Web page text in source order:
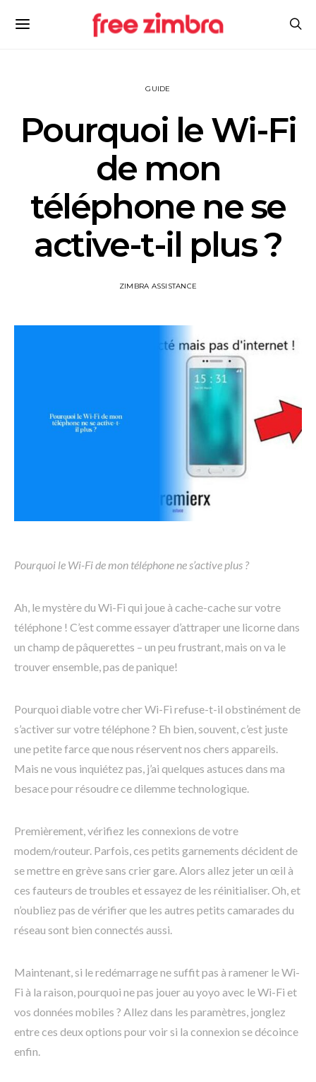
GUIDE
Pourquoi le Wi-Fi
de mon
téléphone ne se
active-t-il plus ?
ZIMBRA ASSISTANCE
Pourquoi le Wi-Fi de mon téléphone ne s’active plus ?
Ah, le mystère du Wi-Fi qui joue à cache-cache sur votre
téléphone ! C’est comme essayer d’attraper une licorne dans
un champ de pâquerettes – un peu frustrant, mais on va le
trouver ensemble, pas de panique!
Pourquoi diable votre cher Wi-Fi refuse-t-il obstinément de
s’activer sur votre téléphone ? Eh bien, souvent, c’est juste
une petite farce que nous réservent nos chers appareils.
Mais ne vous inquiétez pas, j’ai quelques astuces dans ma
besace pour résoudre ce dilemme technologique.
Premièrement, vérifiez les connexions de votre
modem/routeur. Parfois, ces petits garnements décident de
se mettre en grève sans crier gare. Alors allez jeter un œil à
ces fauteurs de troubles et essayez de les réinitialiser. Oh, et
n’oubliez pas de vérifier que les autres petits camarades du
réseau sont bien connectés aussi.
Maintenant, si le redémarrage ne suffit pas à ramener le Wi-
Fi à la raison, pourquoi ne pas jouer au yoyo avec le Wi-Fi et
vos données mobiles ? Allez dans les paramètres, jonglez
entre ces deux options pour voir si la connexion se décoince
enfin.